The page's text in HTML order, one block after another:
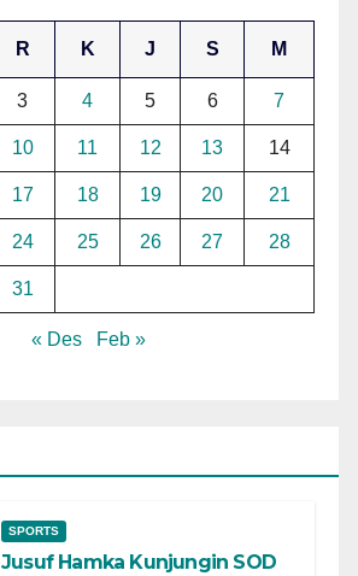
R K J S M
3 4 5 6 7
10 11 12 13 14
17 18 19 20 21
24 25 26 27 28
31
« Des Feb »
SPORTS
Jusuf Hamka Kunjungin SOD